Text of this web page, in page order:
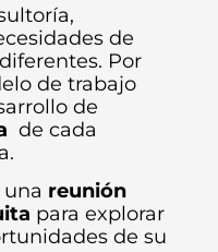
de
Por
de trabajo
de
de cada
reunión
para explorar
de su